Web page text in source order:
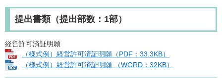
提出書類（提出部数：1部）
経営許可済証明願
（様式例）経営許可済証明願（PDF：33.3KB）
（様式例）経営許可済証明願 （WORD：32KB）